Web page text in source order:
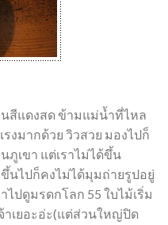
นสีแดงสด ข้ามแม่น้ำที่ไหล
งมากด้วย วิวสวย มองไปก็
ภูเขา แต่เราไม่ได้ขึ้น
นไปก็คงไม่ได้มุมถ่ายรูปอยู่
ไปดูมรดกโลก 55 ใบไม้เริ่ม
าเยอะอ่ะ(แต่ส่วนใหญ่ปิด